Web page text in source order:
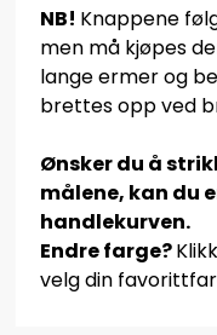
NB! Knappene
men må kjøpes
lange ermer og
brettes opp ved
Ønsker du å
målene, kan du
handlekurven.
Endre farge?
velg din